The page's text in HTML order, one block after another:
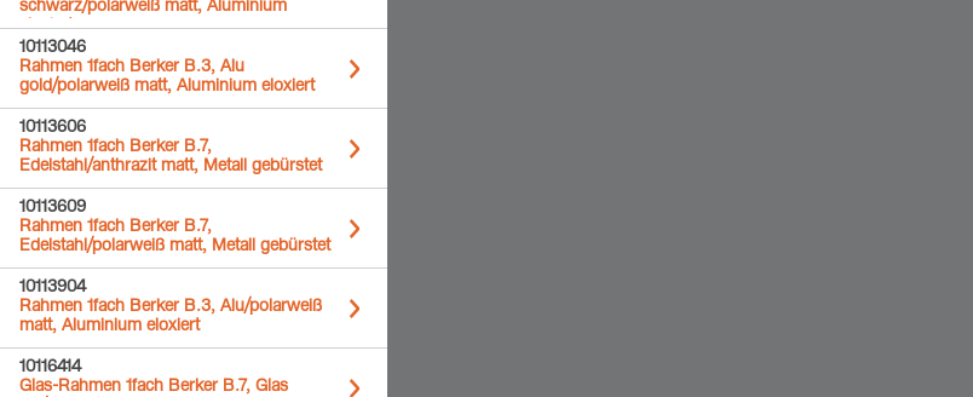
schwarz/polarweiß matt, Aluminium
eloxiert
10113046
Rahmen 1fach Berker B.3, Alu
gold/polarweiß matt, Aluminium eloxiert
10113606
Rahmen 1fach Berker B.7,
Edelstahl/anthrazit matt, Metall gebürstet
10113609
Rahmen 1fach Berker B.7,
Edelstahl/polarweiß matt, Metall gebürstet
10113904
Rahmen 1fach Berker B.3, Alu/polarweiß
matt, Aluminium eloxiert
10116414
Glas-Rahmen 1fach Berker B.7, Glas